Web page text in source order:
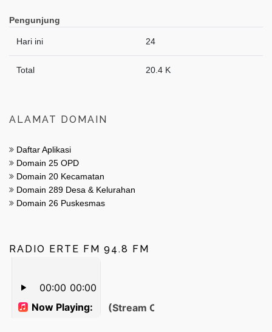
Pengunjung
Hari ini 24
Total 20.4 K
ALAMAT DOMAIN
Daftar Aplikasi
Domain 25 OPD
Domain 20 Kecamatan
Domain 289 Desa & Kelurahan
Domain 26 Puskesmas
RADIO ERTE FM 94.8 FM